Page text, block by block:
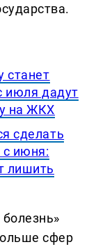
станет
июля дадут
на ЖКХ
сделать
с июня:
лишить
сфер